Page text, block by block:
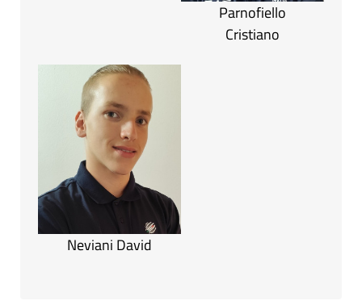
Parnofiello
Cristiano
Neviani David